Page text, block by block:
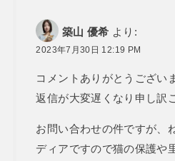
築山 優希 より:
2023年7月30日 12:19 PM
コメントありがとうござい
返信が大変遅くなり申し訳
お問い合わせの件ですが、
ディアですので猫の保護や